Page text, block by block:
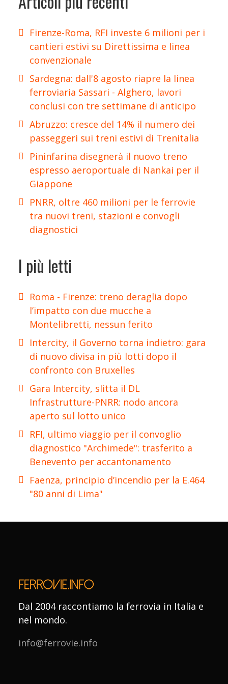
Firenze-Roma, RFI investe 6 milioni per i
cantieri estivi su Direttissima e linea
convenzionale
Sardegna: dall'8 agosto riapre la linea
ferroviaria Sassari - Alghero, lavori
conclusi con tre settimane di anticipo
Abruzzo: cresce del 14% il numero dei
passeggeri sui treni estivi di Trenitalia
Pininfarina disegnerà il nuovo treno
espresso aeroportuale di Nankai per il
Giappone
PNRR, oltre 460 milioni per le ferrovie
tra nuovi treni, stazioni e convogli
diagnostici
I più letti
Roma - Firenze: treno deraglia dopo
l’impatto con due mucche a
Montelibretti, nessun ferito
Intercity, il Governo torna indietro: gara
di nuovo divisa in più lotti dopo il
confronto con Bruxelles
Gara Intercity, slitta il DL
Infrastrutture-PNRR: nodo ancora
aperto sul lotto unico
RFI, ultimo viaggio per il convoglio
diagnostico "Archimede": trasferito a
Benevento per accantonamento
Faenza, principio d’incendio per la E.464
"80 anni di Lima"
Dal 2004 raccontiamo la ferrovia in Italia e
nel mondo.
info@ferrovie.info